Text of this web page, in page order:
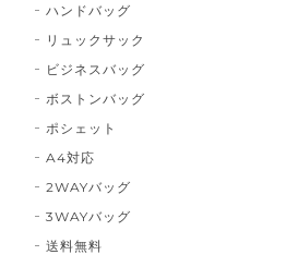
ハンドバッグ
リュックサック
ビジネスバッグ
ボストンバッグ
ポシェット
A4対応
2WAYバッグ
3WAYバッグ
送料無料